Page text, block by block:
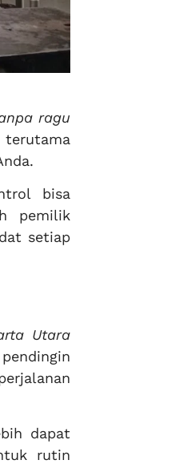
ragu
bisa
pemilik
setiap
Utara
dapat
rutin